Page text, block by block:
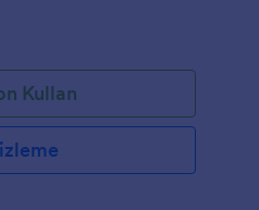
taslaklar gibi, bu form da
ekleyin, ve kan
kabul etmeye
Kullan